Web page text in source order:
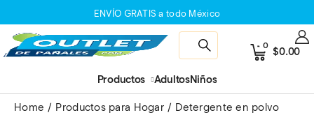
ENVÍO GRATIS a todo México
$0.00
0
Productos AdultosNiños
Home Productos para Hogar Detergente en polvo